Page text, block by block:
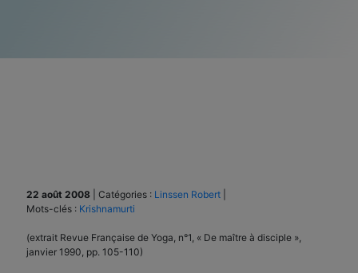
22 août 2008 Catégories : Linssen Robert
Mots-clés : Krishnamurti
(extrait Revue Française de Yoga, n°1, « De maître à disciple »,
janvier 1990, pp. 105-110)